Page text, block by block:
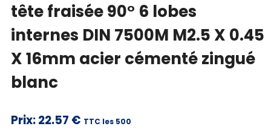
tête fraisée 90° 6 lobes
internes DIN 7500M M2.5 X 0.45
X 16mm acier cémenté zingué
blanc
Prix:22.57 € TTC les 500